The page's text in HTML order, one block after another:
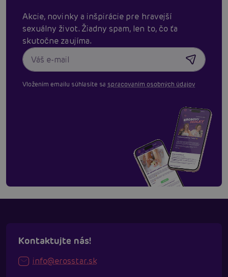
Akcie, novinky a inšpirácie pre hravejší
sexuálny život. Žiadny spam, len to, čo ťa
skutočne zaujíma.
Vložením emailu súhlasíte sa spracovaním osobných údajov
Kontaktujte nás!
info@erosstar.sk